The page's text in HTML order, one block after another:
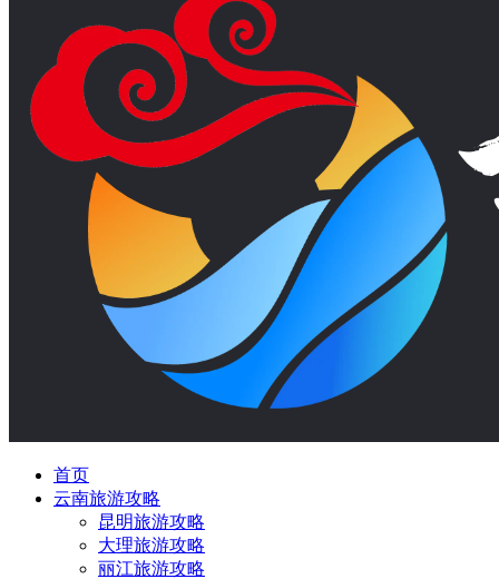
首页
云南旅游攻略
昆明旅游攻略
大理旅游攻略
丽江旅游攻略